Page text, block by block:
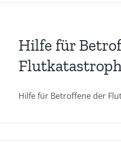
Hilfe für
Hilfe für Betroffene der